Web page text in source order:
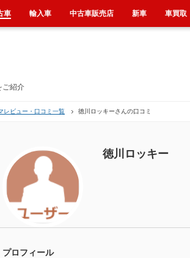
ご紹介
レビュー・口コミ一覧 徳川ロッキーさんの口コミ
徳川ロッキー
プロフィール
車 輸入車 中古車販売店 新車 車買取